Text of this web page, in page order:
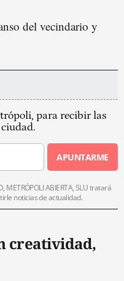
del vecindario y
para recibir las
APUNTARME
METRÓPOLI ABIERTA, SLU tratará
noticias de actualidad.
creatividad,